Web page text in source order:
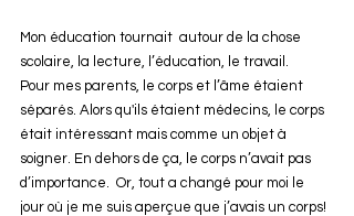
Mon éducation tournait  autour de la chose
scolaire, la lecture, l’éducation, le travail.
Pour mes parents, le corps et l’âme étaient
séparés. Alors qu'ils étaient médecins, le corps
était intéressant mais comme un objet à
soigner. En dehors de ça, le corps n’avait pas
d’importance.  Or, tout a changé pour moi le
jour où je me suis aperçue que j’avais un corps!